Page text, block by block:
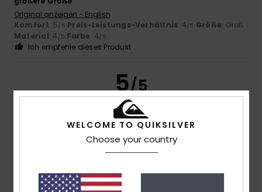
Original anzeigen - English
Komfort: 5/5 Preis-Leistungs-Verhältnis: 4/5 Größe: Groß
Material: 4 /5 Farbe: 4/5
Ich empfehle dieses Produkt
5/5
Ich empfehle dieses Produkt
WELCOME TO QUIKSILVER
Choose your country